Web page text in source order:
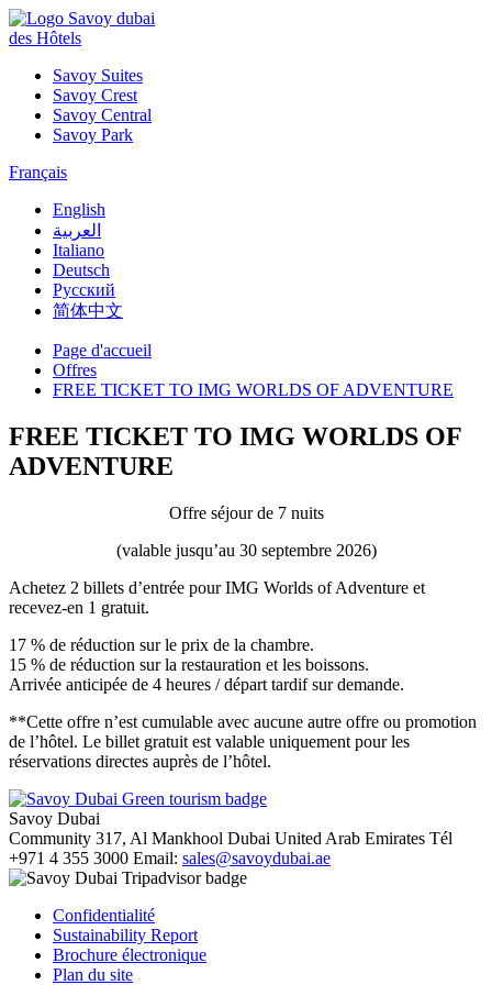
des Hôtels
Savoy Suites
Savoy Crest
Savoy Central
Savoy Park
Français
English
العربية
Italiano
Deutsch
Русский
简体中文
Page d'accueil
Offres
FREE TICKET TO IMG WORLDS OF ADVENTURE
FREE TICKET TO IMG WORLDS OF
ADVENTURE
Offre séjour de 7 nuits
(valable jusqu’au 30 septembre 2026)
Achetez 2 billets d’entrée pour IMG Worlds of Adventure et
recevez-en 1 gratuit.
17 % de réduction sur le prix de la chambre.
15 % de réduction sur la restauration et les boissons.
Arrivée anticipée de 4 heures / départ tardif sur demande.
**Cette offre n’est cumulable avec aucune autre offre ou promotion
de l’hôtel. Le billet gratuit est valable uniquement pour les
réservations directes auprès de l’hôtel.
Savoy Dubai
Community 317, Al Mankhool Dubai United Arab Emirates Tél
+971 4 355 3000 Email: sales@savoydubai.ae
Confidentialité
Sustainability Report
Brochure électronique
Plan du site